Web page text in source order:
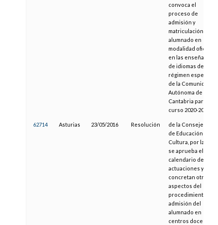
convoca el
proceso de
admisión y
matriculación del
alumnado en
modalidad oficial
en las enseñanzas
de idiomas de
régimen especial
de la Comunidad
Autónoma de
Cantabria para el
curso 2020-2021
62714 Asturias 23/05/2016 Resolución
de la Consejería
de Educación y
Cultura, por la que
se aprueba el
calendario de
actuaciones y se
concretan otros
aspectos del
procedimiento de
admisión del
alumnado en
centros docentes